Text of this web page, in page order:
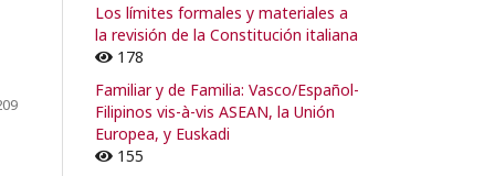
Los límites formales y materiales a
la revisión de la Constitución italiana
178
Familiar y de Familia: Vasco/Español-
Filipinos vis-à-vis ASEAN, la Unión
Europea, y Euskadi
155